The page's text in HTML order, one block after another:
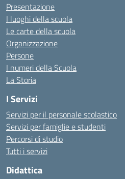
Presentazione
I luoghi della scuola
Le carte della scuola
Organizzazione
Persone
I numeri della Scuola
La Storia
I Servizi
Servizi per il personale scolastico
Servizi per famiglie e studenti
Percorsi di studio
Tutti i servizi
Didattica